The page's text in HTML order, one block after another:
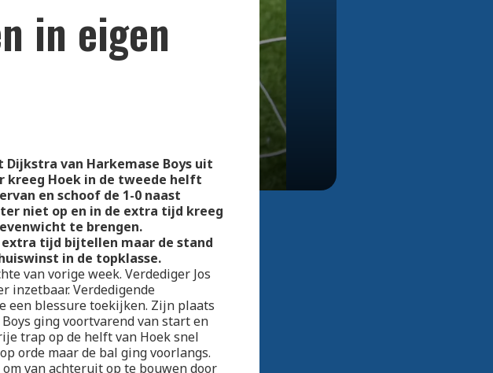
in eigen
van Harkemase Boys uit
kreeg Hoek in de tweede helft
en schoof de 1-0 naast
niet op en in de extra tijd kreeg
te brengen.
tijd bijtellen maar de stand
in de topklasse.
van vorige week. Verdediger Jos
inzetbaar. Verdedigende
een blessure toekijken. Zijn plaats
ging voortvarend van start en
trap op de helft van Hoek snel
orde maar de bal ging voorlangs.
van achteruit op te bouwen door